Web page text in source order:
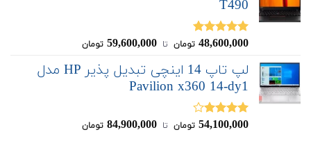
T490
نمره5.00
48,600,000 تومان ‌ تا ‌ 59,600,000 تومان
لپ تاپ 14 اینچی تبدیل پذیر HP مدل
Pavilion x360 14-dy1
نمره
54,100,000 تومان ‌ تا ‌ 84,900,000 تومان